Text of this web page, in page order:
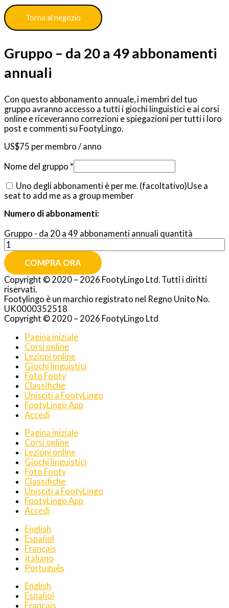
Torna al negozio
Gruppo – da 20 a 49 abbonamenti
annuali
Con questo abbonamento annuale, i membri del tuo
gruppo avranno accesso a tutti i giochi linguistici e ai corsi
online e riceveranno correzioni e spiegazioni per tutti i loro
post e commenti su FootyLingo.
US$75 per membro / anno
Nome del gruppo *
Uno degli abbonamenti è per me. (facoltativo)Use a
seat to add me as a group member
Numero di abbonamenti:
Gruppo - da 20 a 49 abbonamenti annuali quantità
COMPRA ORA
Copyright © 2020 – 2026 FootyLingo Ltd. Tutti i diritti
riservati.
Footylingo è un marchio registrato nel Regno Unito No.
UK0000352518
Copyright © 2020 – 2026 FootyLingo Ltd
Pagina iniziale
Corsi online
Lezioni online
Giochi linguistici
Foto Footy
Classifiche
Unisciti a FootyLingo
FootyLingo App
Accedi
Pagina iniziale
Corsi online
Lezioni online
Giochi linguistici
Foto Footy
Classifiche
Unisciti a FootyLingo
FootyLingo App
Accedi
English
Español
Français
Italiano
Português
English
Español
Français